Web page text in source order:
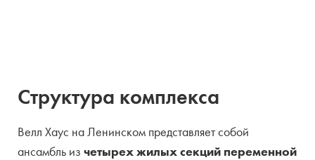
Структура комплекса
Велл Хаус на Ленинском представляет собой
ансамбль из четырех жилых секций переменной